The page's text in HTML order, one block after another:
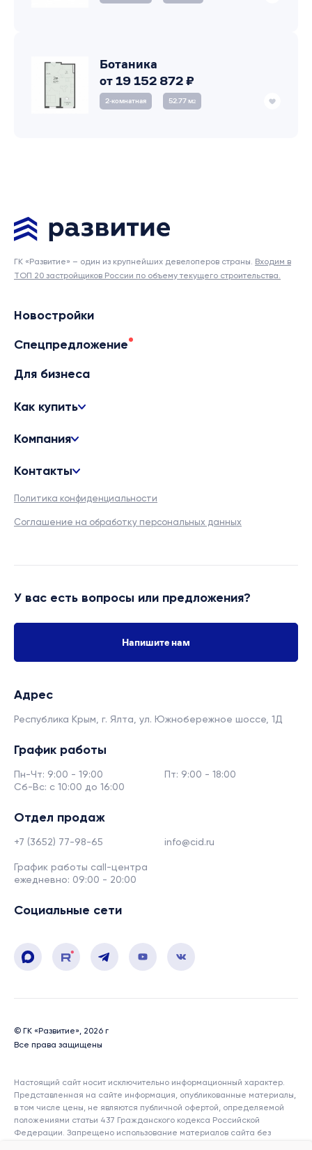
Ботаника
от 19 152 872 ₽
2‑комнатная 52.77 м2
ГК «Развитие» – один из крупнейших девелоперов страны. Входим в
ТОП 20 застройщиков России по объему текущего строительства.
Новостройки
Спецпредложение
Для бизнеса
Как купить
Компания
Контакты
Политика конфиденциальности
Соглашение на обработку персональных данных
У вас есть вопросы или предложения?
Напишите нам
Адрес
Республика Крым, г. Ялта, ул. Южнобережное шоссе, 1Д
График работы
Пн-Чт: 9:00 - 19:00
Пт: 9:00 - 18:00
Сб-Вс: с 10:00 до 16:00
Отдел продаж
+7 (3652) 77-98-65 info@cid.ru
График работы call-центра
ежедневно: 09:00 - 20:00
Социальные сети
© ГК «Развитие», 2026 г
Все права защищены
Настоящий сайт носит исключительно информационный характер.
Представленная на сайте информация, опубликованные материалы,
в том числе цены, не являются публичной офертой, определяемой
положениями статьи 437 Гражданского кодекса Российской
Федерации. Запрещено использование материалов сайта без